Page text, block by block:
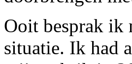
Ooit besprak ik
situatie. Ik had